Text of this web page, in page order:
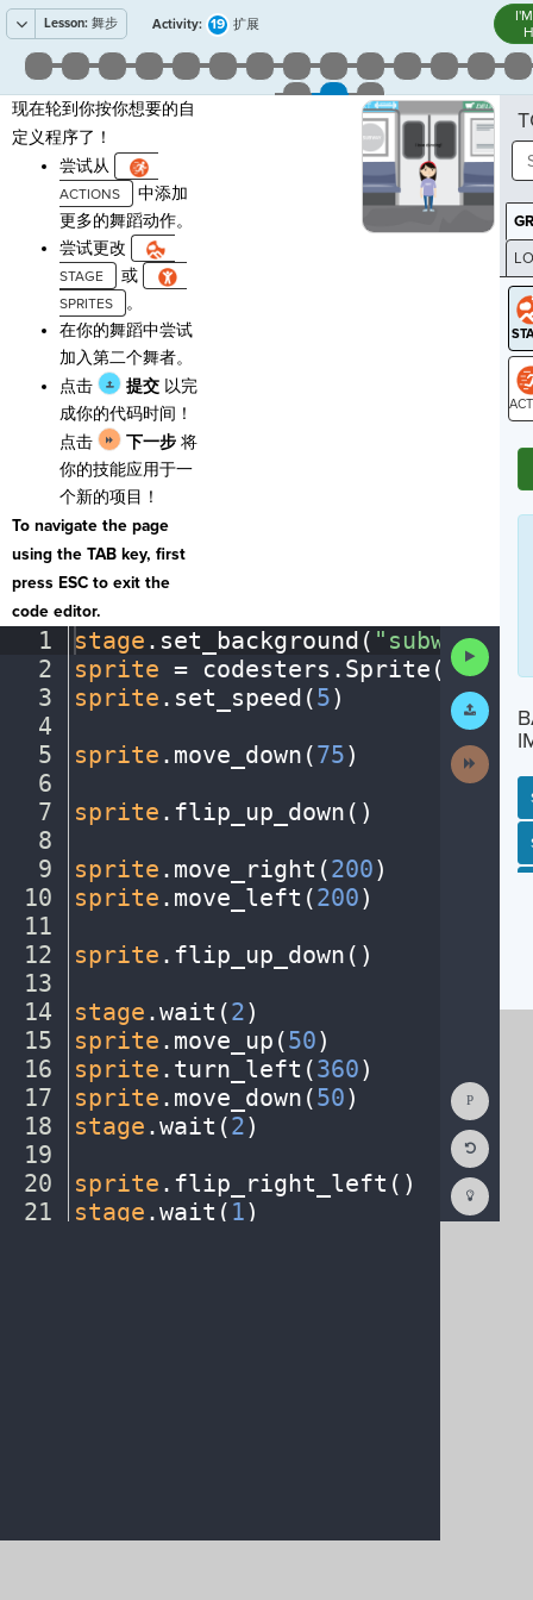
Lesson: 舞步 Activity: 19 扩展
现在轮到你按你想要的自
定义程序了！
尝试从
中添加
更多的舞蹈动作。
尝试更改
或
。
在你的舞蹈中尝试
加入第二个舞者。
点击
提交 以完
成你的代码时间！
点击
下一步 将
你的技能应用于一
个新的项目！
To navigate the page
using the TAB key, first
press ESC to exit the
code editor.
1
2
3
4
5
6
7
8
9
10
11
12
13
14
15
16
17
18
19
20
21
stage . set_background( "subway"
sprite = codesters . Sprite(
sprite . set_speed(5)
sprite . move_down(75)
sprite . flip_up_down()
sprite . move_right(200)
sprite . move_left(200)
sprite . flip_up_down()
stage .wait(2)
sprite . move_up(50)
sprite . turn_left(360)
sprite . move_down(50)
stage .wait(2)
sprite . flip_right_left()
stage .wait( 1)
Code
Work
Activity
Code
How
To